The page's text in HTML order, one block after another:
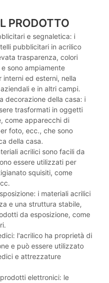
PRODOTTO
e segnaletica: i
pubblicitari in acrilico
trasparenza, colori
sono ampiamente
ed esterni, nella
e in altri campi.
decorazione della casa: i
trasformati in oggetti
come apparecchi di
foto, ecc., che sono
della casa.
acrilici sono facili da
essere utilizzati per
squisiti, come
i materiali acrilici
e una struttura stabile,
da esposizione, come
l'acrilico ha proprietà di
e può essere utilizzato
e attrezzature
elettronici: le